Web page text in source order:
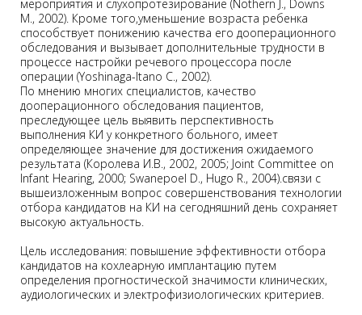
мероприятия и слухопротезирование (Nothern J., Downs
M., 2002). Кроме того,уменьшение возраста ребенка
способствует понижению качества его дооперационного
обследования и вызывает дополнительные трудности в
процессе настройки речевого процессора после
операции (Yoshinaga-Itano C., 2002).
По мнению многих специалистов, качество
дооперационного обследования пациентов,
преследующее цель выявить перспективность
выполнения КИ у конкретного больного, имеет
определяющее значение для достижения ожидаемого
результата (Королева И.В., 2002, 2005; Joint Committee on
Infant Hearing, 2000; Swanepoel D., Hugo R., 2004).связи с
вышеизложенным вопрос совершенствования технологии
отбора кандидатов на КИ на сегодняшний день сохраняет
высокую актуальность.
Цель исследования: повышение эффективности отбора
кандидатов на кохлеарную имплантацию путем
определения прогностической значимости клинических,
аудиологических и электрофизиологических критериев.